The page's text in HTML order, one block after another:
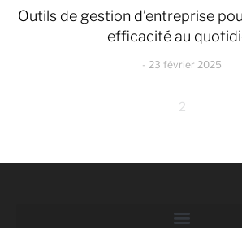
Outils de gestion d’entreprise
efficacité au
23 février 2025
2